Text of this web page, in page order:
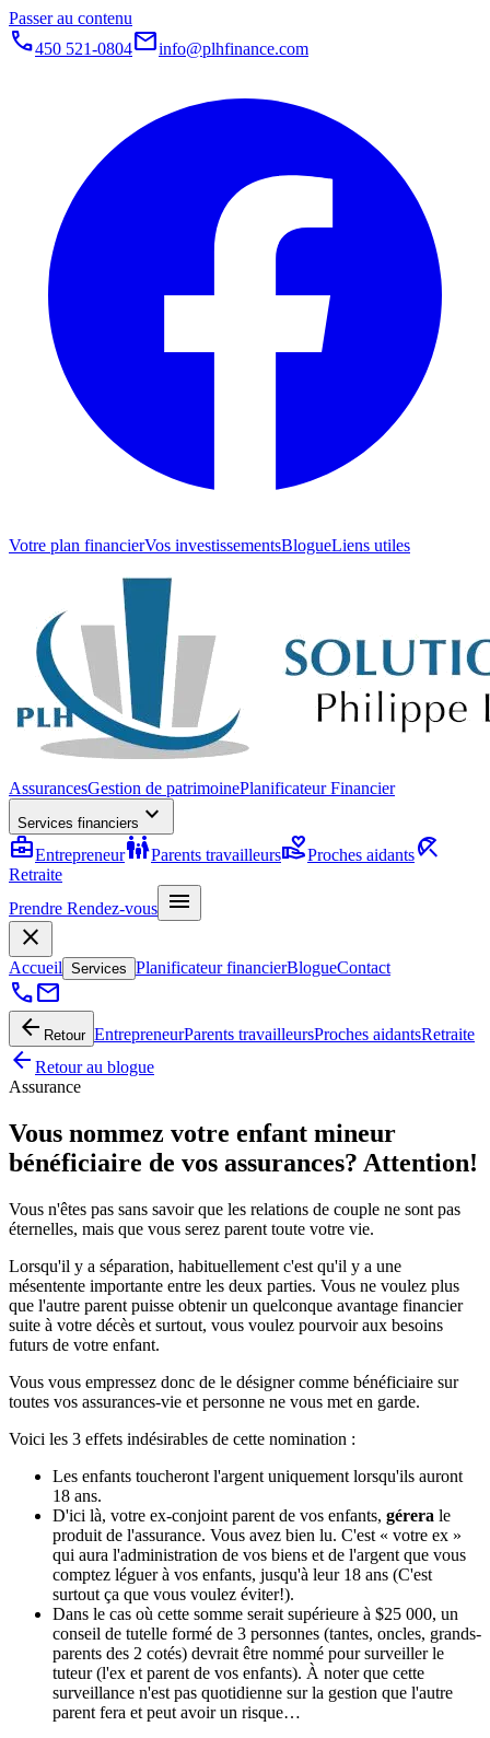
Passer au contenu
call450 521-0804mailinfo@plhfinance.com
Votre plan financierVos investissementsBlogueLiens utiles
AssurancesGestion de patrimoinePlanificateur Financier
Services financiers expand_more
business_centerEntrepreneurfamily_restroomParents travailleursvolunteer_activismProches aidantsbeach_access
Retraite
Prendre Rendez-vous
menu
close
Accueil Services Planificateur financierBlogueContact
callmail
arrow_back Retour EntrepreneurParents travailleursProches aidantsRetraite
arrow_back Retour au blogue
Assurance
Vous nommez votre enfant mineur
bénéficiaire de vos assurances? Attention!
Vous n'êtes pas sans savoir que les relations de couple ne sont pas
éternelles, mais que vous serez parent toute votre vie.
Lorsqu'il y a séparation, habituellement c'est qu'il y a une
mésentente importante entre les deux parties. Vous ne voulez plus
que l'autre parent puisse obtenir un quelconque avantage financier
suite à votre décès et surtout, vous voulez pourvoir aux besoins
futurs de votre enfant.
Vous vous empressez donc de le désigner comme bénéficiaire sur
toutes vos assurances-vie et personne ne vous met en garde.
Voici les 3 effets indésirables de cette nomination :
Les enfants toucheront l'argent uniquement lorsqu'ils auront
18 ans.
D'ici là, votre ex-conjoint parent de vos enfants, gérera le
produit de l'assurance. Vous avez bien lu. C'est « votre ex »
qui aura l'administration de vos biens et de l'argent que vous
comptez léguer à vos enfants, jusqu'à leur 18 ans (C'est
surtout ça que vous voulez éviter!).
Dans le cas où cette somme serait supérieure à $25 000, un
conseil de tutelle formé de 3 personnes (tantes, oncles, grands-
parents des 2 cotés) devrait être nommé pour surveiller le
tuteur (l'ex et parent de vos enfants). À noter que cette
surveillance n'est pas quotidienne sur la gestion que l'autre
parent fera et peut avoir un risque…